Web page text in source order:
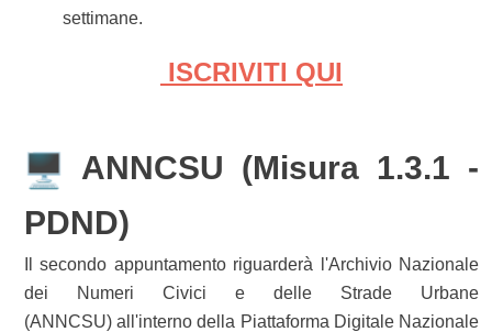
settimane.
ISCRIVITI QUI
ANNCSU (Misura 1.3.1 -
PDND)
Il secondo appuntamento riguarderà l'Archivio Nazionale
dei Numeri Civici e delle Strade Urbane
(ANNCSU) all'interno della Piattaforma Digitale Nazionale